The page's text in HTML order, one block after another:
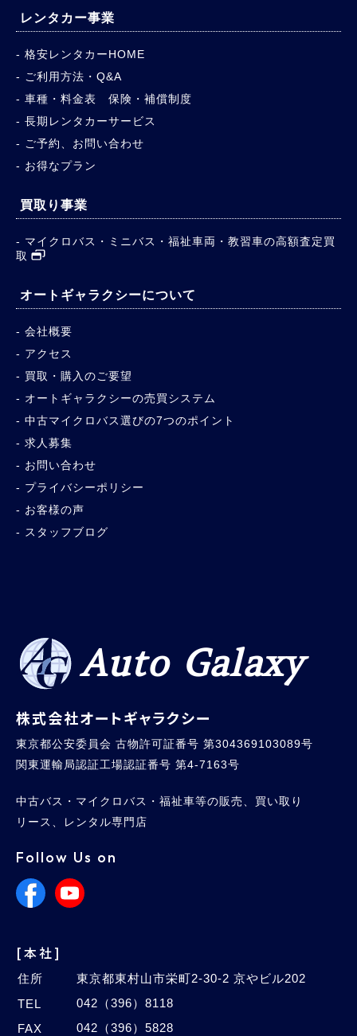
レンタカー事業
格安レンタカーHOME
ご利用方法・Q&A
車種・料金表 保険・補償制度
長期レンタカーサービス
ご予約、お問い合わせ
お得なプラン
買取り事業
マイクロバス・ミニバス・福祉車両・教習車の高額査定買
取
オートギャラクシーについて
会社概要
アクセス
買取・購入のご要望
オートギャラクシーの売買システム
中古マイクロバス選びの7つのポイント
求人募集
お問い合わせ
プライバシーポリシー
お客様の声
スタッフブログ
Auto Galaxy
株式会社オートギャラクシー
東京都公安委員会 古物許可証番号 第304369103089号
関東運輸局認証工場認証番号 第4-7163号
中古バス・マイクロバス・福祉車等の販売、買い取り
リース、レンタル専門店
Follow Us on
[本社]
住所
東京都東村山市栄町2-30-2 京やビル202
TEL
042（396）8118
FAX
042（396）5828